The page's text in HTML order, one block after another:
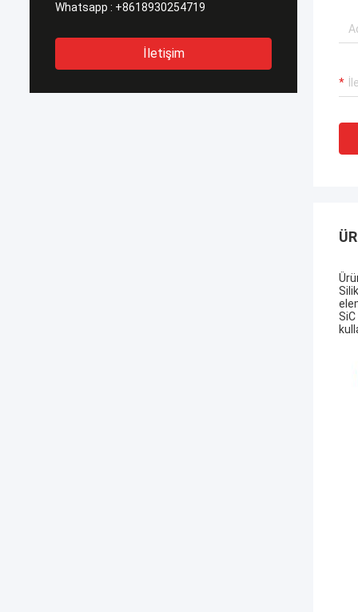
Whatsapp : +8618930254719
İletişim
SiC